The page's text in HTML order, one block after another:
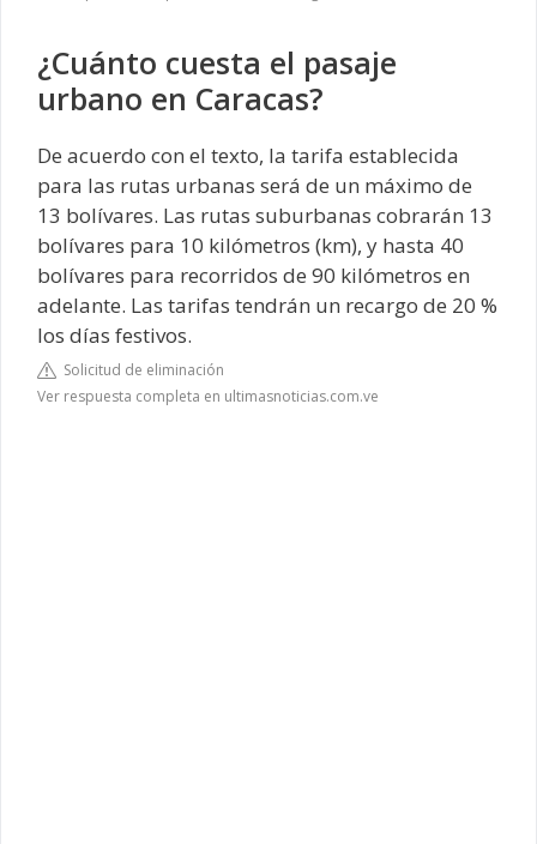
¿Cuánto cuesta el pasaje
urbano en Caracas?
De acuerdo con el texto, la tarifa establecida
para las rutas urbanas será de un máximo de
13 bolívares. Las rutas suburbanas cobrarán 13
bolívares para 10 kilómetros (km), y hasta 40
bolívares para recorridos de 90 kilómetros en
adelante. Las tarifas tendrán un recargo de 20 %
los días festivos.
Solicitud de eliminación
Ver respuesta completa en ultimasnoticias.com.ve